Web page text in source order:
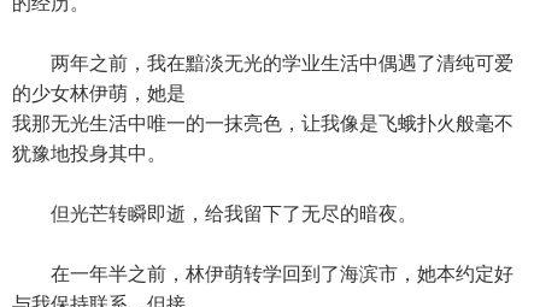
两年之前，我在黯淡无光的学业生活中偶遇了清纯可爱
的少女林伊萌，她是
我那无光生活中唯一的一抹亮色，让我像是飞蛾扑火般毫不
犹豫地投身其中。
但光芒转瞬即逝，给我留下了无尽的暗夜。
在一年半之前，林伊萌转学回到了海滨市，她本约定好